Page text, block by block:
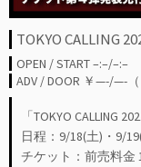
TOKYO CALLING
–:–/–:–
—-/—-（
「TOKYO CALLING
日程：9/18(土)・9/
チケット：前売料金